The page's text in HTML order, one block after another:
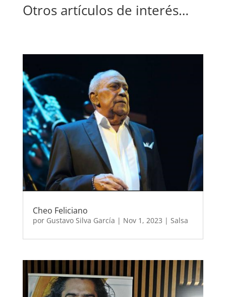
Otros artículos de interés…
Cheo Feliciano
por Gustavo Silva García | Nov 1, 2023 | Salsa